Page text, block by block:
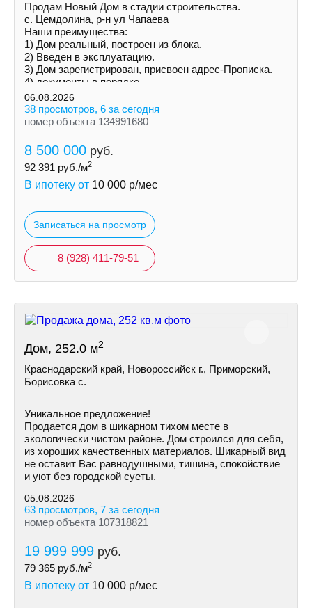
Продам Новый Дом в стадии строительства.
с. Цемдолина, р-н ул Чапаева
Наши преимущества:
1) Дoм peальный, построен из блока.
2) Введен в эксплуатацию.
3) Дoм зарегистрирован, присвоен адрес-Прописка.
4) документы в порядке.
5) Ceмeйнaя ипотека!
06.08.2026
38 просмотров, 6 за сегодня
номер объекта 134991680
8 500 000 руб.
92 391 руб./м2
В ипотеку от 10 000 р/мес
Записаться на просмотр
8 (928) 411-79-51
Дом, 252.0 м2
Краснодарский край, Новороссийск г., Приморский,
Борисовка с.
Уникальное предложение!
Продается дом в шикарном тихом месте в
экологически чистом районе. Дом строился для себя,
из хороших качественных материалов. Шикарный вид
не оставит Вас равнодушными, тишина, спокойствие
и уют без городской суеты.
05.08.2026
63 просмотров, 7 за сегодня
номер объекта 107318821
19 999 999 руб.
79 365 руб./м2
В ипотеку от 10 000 р/мес